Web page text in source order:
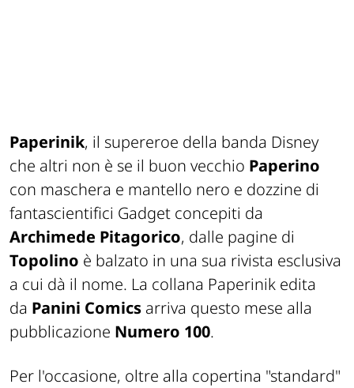
Paperinik, il supereroe della banda Disney
che altri non è se il buon vecchio Paperino
con maschera e mantello nero e dozzine di
fantascientifici Gadget concepiti da
Archimede Pitagorico, dalle pagine di
Topolino è balzato in una sua rivista esclusiva
a cui dà il nome. La collana Paperinik edita
da Panini Comics arriva questo mese alla
pubblicazione Numero 100.
Per l'occasione, oltre alla copertina "standard"